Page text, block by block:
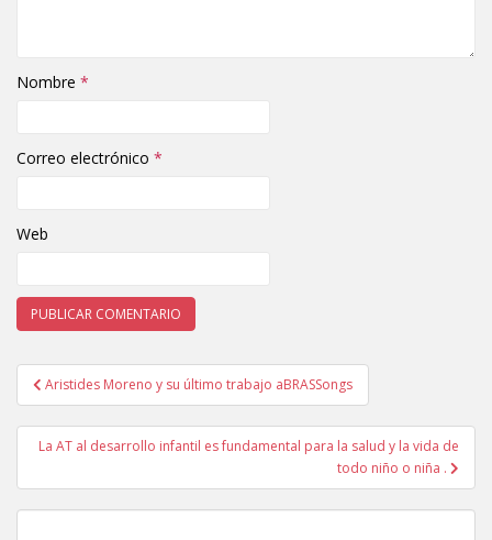
Nombre *
Correo electrónico *
Web
Navegación de entradas
Aristides Moreno y su último trabajo aBRASSongs
La AT al desarrollo infantil es fundamental para la salud y la vida de
todo niño o niña .